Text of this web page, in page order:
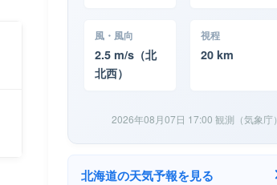
風・風向
2.5 m/s（北
北西）
視程
20 km
2026年08月07日 17:00 観測（気象庁）
北海道の天気予報を見る